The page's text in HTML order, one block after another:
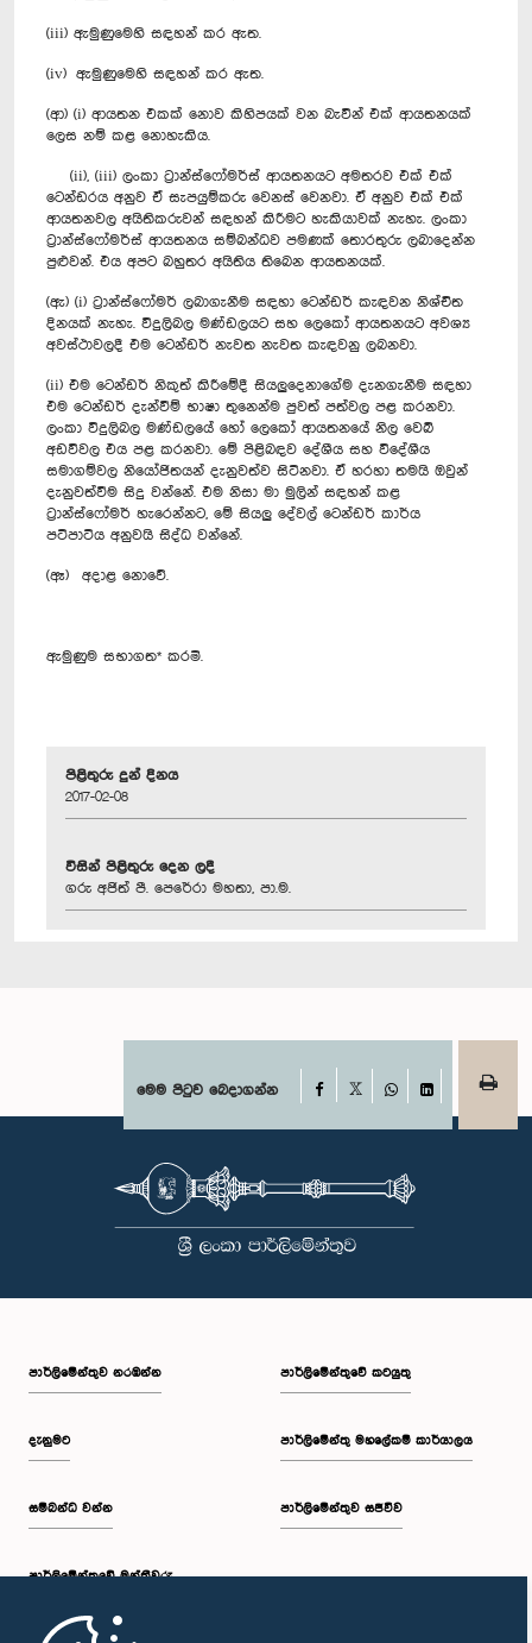
(iii) ඇමුණුමෙහි සඳහන් කර ඇත.
(iv) ඇමුණුමෙහි සඳහන් කර ඇත.
(ආ) (i) ආයතන එකක් නොව කිහිපයක් වන බැවින් එක් ආයතනයක්
ලෙස නම් කළ නොහැකිය.
(ii), (iii) ලංකා ට්‍රාන්ස්ෆෝමර්ස් ආයතනයට අමතරව එක් එක්
ටෙන්ඩරය අනුව ඒ සැපයුම්කරු ‍වෙනස් වෙනවා. ඒ අනුව එක් එක්
ආයතනවල අයිතිකරුවන් සඳහන් කිරීමට හැකියාවක් නැහැ. ලංකා
ට්‍රාන්ස්ෆෝමර්ස් ආයතනය සම්බන්ධව පමණක් තොරතුරු ලබාදෙන්න
පුළුවන්. එය අපට බහුතර අයිතිය තිබෙන ආයතනයක්.
(ඇ) (i) ට්‍රාන්ස්ෆෝමර් ලබාගැනීම සඳහා ටෙන්ඩර් කැඳවන නිශ්චිත
දිනයක් නැහැ. විදුලිබල මණ්ඩලයට සහ ලෙකෝ ආයතනයට අවශ්‍ය
අවස්ථාවලදී එම ටෙන්ඩර් නැවත නැවත කැඳවනු ලබනවා.
(ii) එම ටෙන්ඩර් නිකුත් කිරීමේදී සියලුදෙනාගේම දැනගැනීම සඳහා
එම ටෙන්ඩර් දැන්වීම් භාෂා තුනෙන්ම පුවත් පත්වල පළ කරනවා.
ලංකා විදුලිබල මණ්ඩලයේ හෝ ලෙකෝ ආයතනයේ නිල වෙබ්
අඩවිවල එය පළ කරනවා. මේ පිළිබඳව දේශීය සහ විදේශීය
සමාගම්වල නියෝජිතයන් දැනුවත්ව සිටිනවා. ඒ හරහා තමයි ඔවුන්
දැනුවත්වීම සිදු වන්නේ. එම නිසා මා මුලින් සඳහන් කළ
‍ට්‍රාන්ස්ෆෝමර් හැරෙන්නට, මේ සියලු දේවල් ටෙන්ඩර් කාර්ය
පටිපාටිය අනුවයි සිද්ධ වන්නේ.
(ඈ) අදාළ නොවේ.
ඇමුණුම සභාගත* කරමි.
පිළිතුරු දුන් දිනය
2017-02-08
විසින් පිළිතුරු දෙන ලදී
ගරු අජිත් පී. පෙරේරා මහතා, පා.ම.
මෙම පිටුව බෙදාගන්න Facebook
WhatsAppLinkedIn
පාර්ලි‌මේන්තුව නරඹන්න
දැනුමට
සම්බන්ධ වන්න
පාර්ලි‌මේන්තුවේ මන්ත්‍රීවරු
පාර්ලිමේන්තුවේ කටයුතු
පාර්ලිමේන්තු මහලේකම් කාර්යාලය
පාර්ලිමේන්තුව සජීවීව